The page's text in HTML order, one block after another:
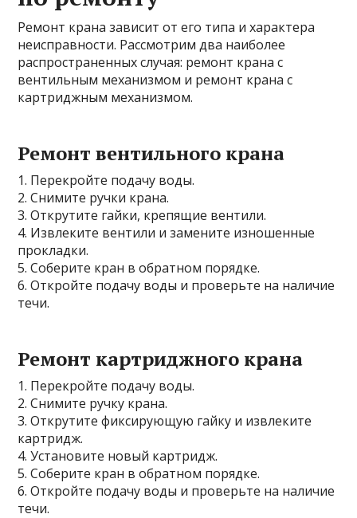
Ремонт крана зависит от его типа и характера
неисправности. Рассмотрим два наиболее
распространенных случая: ремонт крана с
вентильным механизмом и ремонт крана с
картриджным механизмом.
Ремонт вентильного крана
1. Перекройте подачу воды.
2. Снимите ручки крана.
3. Открутите гайки, крепящие вентили.
4. Извлеките вентили и замените изношенные
прокладки.
5. Соберите кран в обратном порядке.
6. Откройте подачу воды и проверьте на наличие
течи.
Ремонт картриджного крана
1. Перекройте подачу воды.
2. Снимите ручку крана.
3. Открутите фиксирующую гайку и извлеките
картридж.
4. Установите новый картридж.
5. Соберите кран в обратном порядке.
6. Откройте подачу воды и проверьте на наличие
течи.